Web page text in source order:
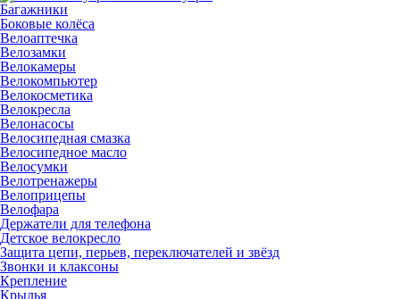
Багажники
Боковые колёса
Велоаптечка
Велозамки
Велокамеры
Велокомпьютер
Велокосметика
Велокресла
Велонасосы
Велосипедная смазка
Велосипедное масло
Велосумки
Велотренажеры
Велоприцепы
Велофара
Держатели для телефона
Детское велокресло
Защита цепи, перьев, переключателей и звёзд
Звонки и клаксоны
Крепление
Крылья